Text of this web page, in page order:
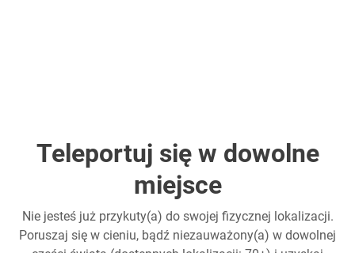
Teleportuj się w dowolne
miejsce
Nie jesteś już przykuty(a) do swojej fizycznej lokalizacji.
Poruszaj się w cieniu, bądź niezauważony(a) w dowolnej